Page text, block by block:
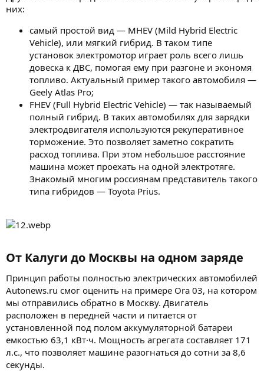
них:
самый простой вид — MHEV (Mild Hybrid Electric
Vehicle), или мягкий гибрид. В таком типе
установок электромотор играет роль всего лишь
довеска к ДВС, помогая ему при разгоне и экономя
топливо. Актуальный пример такого автомобиля —
Geely Atlas Pro;
FHEV (Full Hybrid Electric Vehicle) — так называемый
полный гибрид. В таких автомобилях для зарядки
электродвигателя используются рекуперативное
торможение. Это позволяет заметно сократить
расход топлива. При этом небольшое расстояние
машина может проехать на одной электротяге.
Знакомый многим россиянам представитель такого
типа гибридов — Toyota Prius.
От Калуги до Москвы на одном заряде​
Принцип работы полностью электрических автомобилей
Autonews.ru смог оценить на примере Ora 03, на котором
мы отправились обратно в Москву. Двигатель
расположен в передней части и питается от
установленной под полом аккумуляторной батареи
емкостью 63,1 кВт·ч. Мощность агрегата составляет 171
л.с., что позволяет машине разогнаться до сотни за 8,6
секунды.